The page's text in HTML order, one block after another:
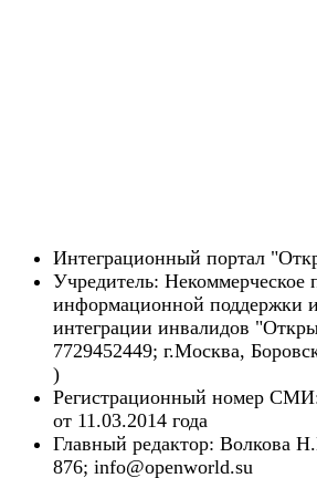
Интеграционный портал
Учредитель: Некоммерческое
информационной поддержки
интеграции инвалидов
7729452449; г.Москва,
)
Регистрационный номер
от 11.03.2014 года
Главный редактор: Волкова
876; info@openworld.su